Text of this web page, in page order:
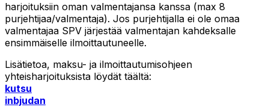
harjoituksiin oman valmentajansa kanssa (max 8
purjehtijaa/valmentaja). Jos purjehtijalla ei ole omaa
valmentajaa SPV järjestää valmentajan kahdeksalle
ensimmäiselle ilmoittautuneelle.
Lisätietoa, maksu- ja ilmoittautumisohjeen
yhteisharjoituksista löydät täältä:
kutsu
inbjudan